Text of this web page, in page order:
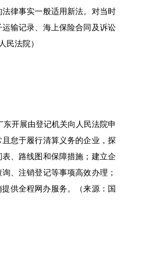
律事实一般适用新法。对当时
输记录、海上保险合同及诉讼
民法院）
开展由登记机关向人民法院申
怠于履行清算义务的企业，探
、路线图和保障措施；建立企
、注销登记等事项高效办理；
供全程网办服务。（来源：国